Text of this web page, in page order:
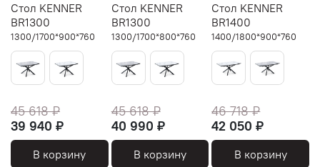
Стол KENNER
BR1300
1300/1700*900*760
45 618 ₽
39 940 ₽
В корзину
Стол KENNER
BR1300
1300/1700*800*760
45 618 ₽
40 990 ₽
В корзину
Стол KENNER
BR1400
1400/1800*900*760
46 718 ₽
42 050 ₽
В корзину